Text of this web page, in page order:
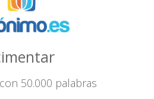
50.000 palabras